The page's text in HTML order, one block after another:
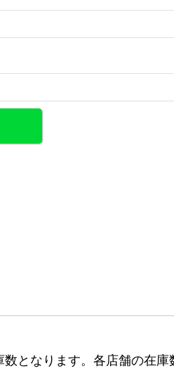
となります。各店舗の在庫